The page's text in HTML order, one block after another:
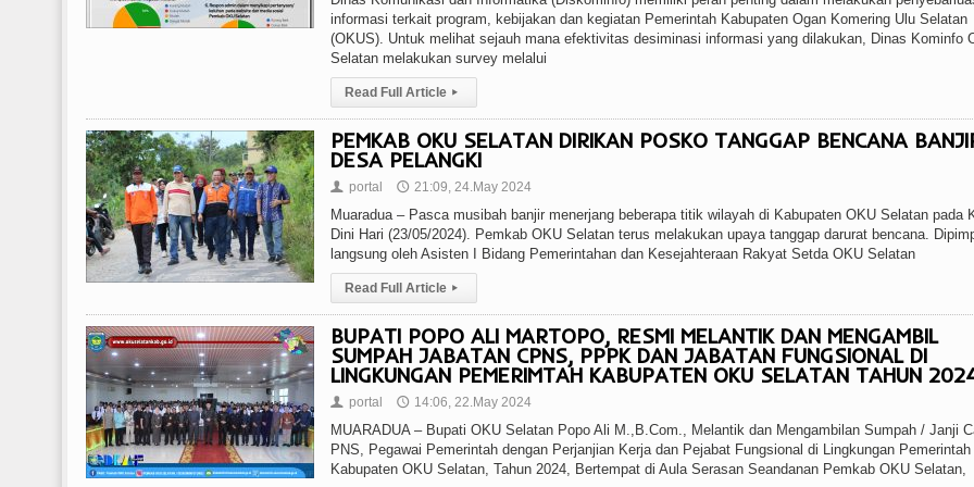
informasi terkait program, kebijakan dan kegiatan Pemerintah Kabupaten Ogan Komering Ulu Selatan
(OKUS). Untuk melihat sejauh mana efektivitas desiminasi informasi yang dilakukan, Dinas Kominfo
Selatan melakukan survey melalui
Read Full Article ▸
PEMKAB OKU SELATAN DIRIKAN POSKO TANGGAP BENCANA
DESA PELANGKI
👤 portal 🕔 21:09, 24.May 2024
Muaradua – Pasca musibah banjir menerjang beberapa titik wilayah di Kabupaten OKU Selatan pada
Dini Hari (23/05/2024). Pemkab OKU Selatan terus melakukan upaya tanggap darurat bencana.
langsung oleh Asisten I Bidang Pemerintahan dan Kesejahteraan Rakyat Setda OKU Selatan
Read Full Article ▸
BUPATI POPO ALI MARTOPO, RESMI MELANTIK DAN MENGAMBIL
SUMPAH JABATAN CPNS, PPPK DAN JABATAN FUNGSIONAL DI
LINGKUNGAN PEMERIMTAH KABUPATEN OKU SELATAN TAHUN
👤 portal 🕔 14:06, 22.May 2024
MUARADUA – Bupati OKU Selatan Popo Ali M.,B.Com., Melantik dan Mengambilan Sumpah / Janji
PNS, Pegawai Pemerintah dengan Perjanjian Kerja dan Pejabat Fungsional di Lingkungan Pemerintah
Kabupaten OKU Selatan, Tahun 2024, Bertempat di Aula Serasan Seandanan Pemkab OKU Selatan,